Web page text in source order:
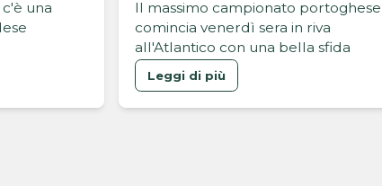
una
Il massimo campionato portoghese
comincia venerdì sera in riva
all'Atlantico con una bella sfida
Leggi di più